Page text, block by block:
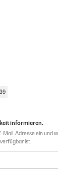
informieren.
Mail-Adresse ein und
ist.